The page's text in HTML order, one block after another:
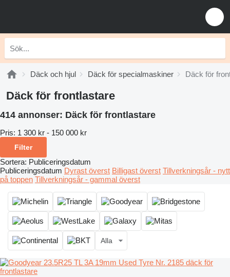
Däck och hjul Däck för specialmaskiner Däck för
Däck för frontlastare
414 annonser: Däck för frontlastare
Pris: 1 300 kr - 150 000 kr
Filter
Sortera: Publiceringsdatum
Publiceringsdatum Dyrast överst Billigast överst Tillverkningsår - nytt
på toppen Tillverkningsår - gammal överst
Alla